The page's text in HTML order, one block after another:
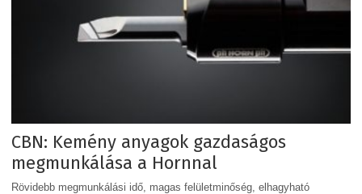
CBN: Kemény anyagok gazdaságos
megmunkálása a Hornnal
Rövidebb megmunkálási idő, magas felületminőség, elhagyható